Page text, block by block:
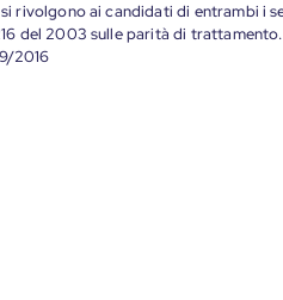
rivolgono ai candidati di entrambi i
del 2003 sulle parità di
2016